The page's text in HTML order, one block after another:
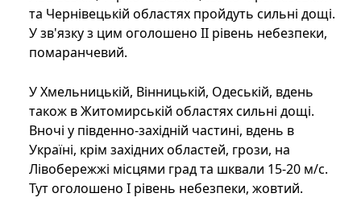
та Чернівецькій областях пройдуть сильні дощі.
У зв'язку з цим оголошено ІІ рівень небезпеки,
помаранчевий.
У Хмельницькій, Вінницькій, Одеській, вдень
також в Житомирській областях сильні дощі.
Вночі у південно-західній частині, вдень в
Україні, крім західних областей, грози, на
Лівобережжі місцями град та шквали 15-20 м/с.
Тут оголошено І рівень небезпеки, жовтий.